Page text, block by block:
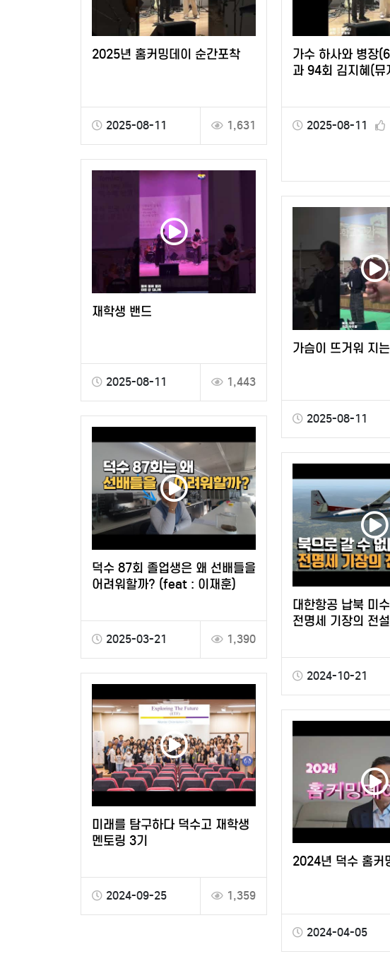
2025년 홈커밍데이 순간포착
2025-08-11 1,631
가수 하사와 병장
과 94회 김지혜(뮤
2025-08-11
재학생 밴드
2025-08-11 1,443
가슴이 뜨거워 지
2025-08-11
덕수 87회 졸업생은 왜 선배들을
어려워할까? (feat : 이재훈)
2025-03-21 1,390
대한항공 납북 미
전명세 기장의 전
2024-10-21
미래를 탐구하다 덕수고 재학생
멘토링 3기
2024-09-25 1,359
2024년 덕수 홈커
2024-04-05